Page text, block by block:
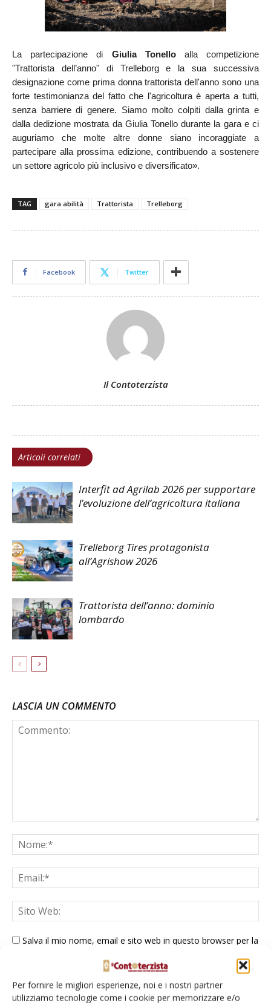
Per fornire le migliori esperienze, noi e i nostri partner
utilizziamo tecnologie come i cookie per memorizzare e/o
La partecipazione di Giulia Tonelloalla competizione
"Trattorista dell’anno" di Trelleborg e la sua successiva
designazione come prima donna trattorista dell'anno sono una
forte testimonianza del fatto che l'agricoltura è aperta a tutti,
senza barriere di genere. Siamo molto colpiti dalla grinta e
dalla dedizione mostrata da Giulia Tonello durante la gara e ci
auguriamo che molte altre donne siano incoraggiate a
partecipare alla prossima edizione, contribuendo a sostenere
un settore agricolo più inclusivo e diversificato».
TAG gara abilità Trattorista Trelleborg
Facebook Twitter
Il Contoterzista
Articoli correlati
Interfit ad Agrilab 2026 per supportare
l’evoluzione dell’agricoltura italiana
Trelleborg Tires protagonista
all’Agrishow 2026
Trattorista dell’anno: dominio
lombardo
LASCIA UN COMMENTO
Salva il mio nome, email e sito web in questo browser per la